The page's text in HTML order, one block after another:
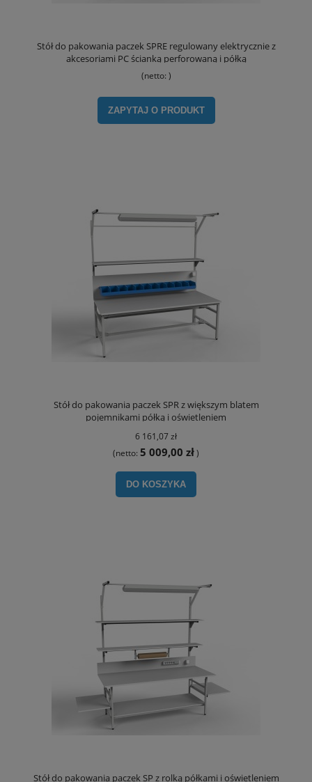
Stół do pakowania paczek SPRE regulowany elektrycznie z
akcesoriami PC ścianką perforowaną i półką
(netto: )
ZAPYTAJ O PRODUKT
Stół do pakowania paczek SPR z większym blatem
pojemnikami półką i oświetleniem
6 161,07 zł
(netto: 5 009,00 zł)
DO KOSZYKA
Stół do pakowania paczek SP z rolką półkami i oświetleniem